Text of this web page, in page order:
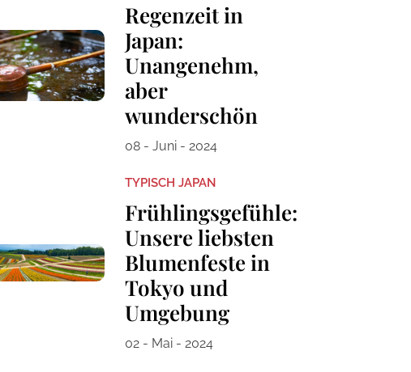
Regenzeit in
Japan:
Unangenehm,
aber
wunderschön
08 - Juni - 2024
TYPISCH JAPAN
Frühlingsgefühle:
Unsere liebsten
Blumenfeste in
Tokyo und
Umgebung
02 - Mai - 2024